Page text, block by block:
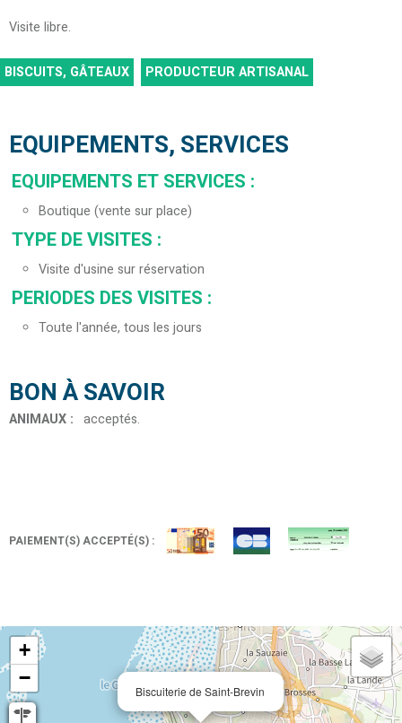
Visite libre.
BISCUITS, GÂTEAUX PRODUCTEUR ARTISANAL
EQUIPEMENTS, SERVICES
EQUIPEMENTS ET SERVICES :
Boutique (vente sur place)
TYPE DE VISITES :
Visite d'usine sur réservation
PERIODES DES VISITES :
Toute l'année, tous les jours
BON À SAVOIR
ANIMAUX : acceptés
PAIEMENT(S) ACCEPTÉ(S) :
Biscuiterie de Saint-Brevin
+
−